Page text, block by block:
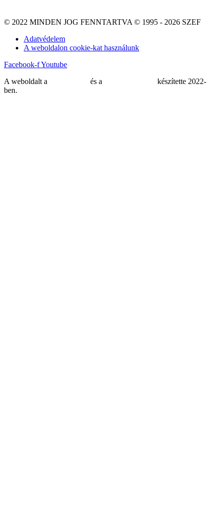
© 2022 MINDEN JOG FENNTARTVA © 1995 - 2026 SZEF
Adatvédelem
A weboldalon cookie-kat használunk
Facebook-fYoutube
A weboldalt a
és a
készítette 2022-
ben.